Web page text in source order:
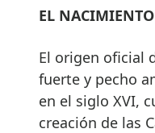
EL
El origen oficial
fuerte y pecho
en el siglo XVI,
creación de las